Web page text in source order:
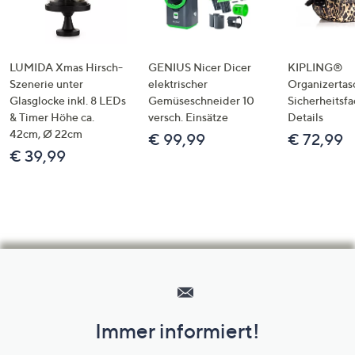
LUMIDA Xmas Hirsch-
Szenerie unter
Glasglocke inkl. 8 LEDs
& Timer Höhe ca.
42cm, Ø 22cm
€ 39,99
GENIUS Nicer Dicer
elektrischer
Gemüseschneider 10
versch. Einsätze
€ 99,99
KIPLING®
Details
€ 72,99
Unternehmensinformationen
Immer informiert!